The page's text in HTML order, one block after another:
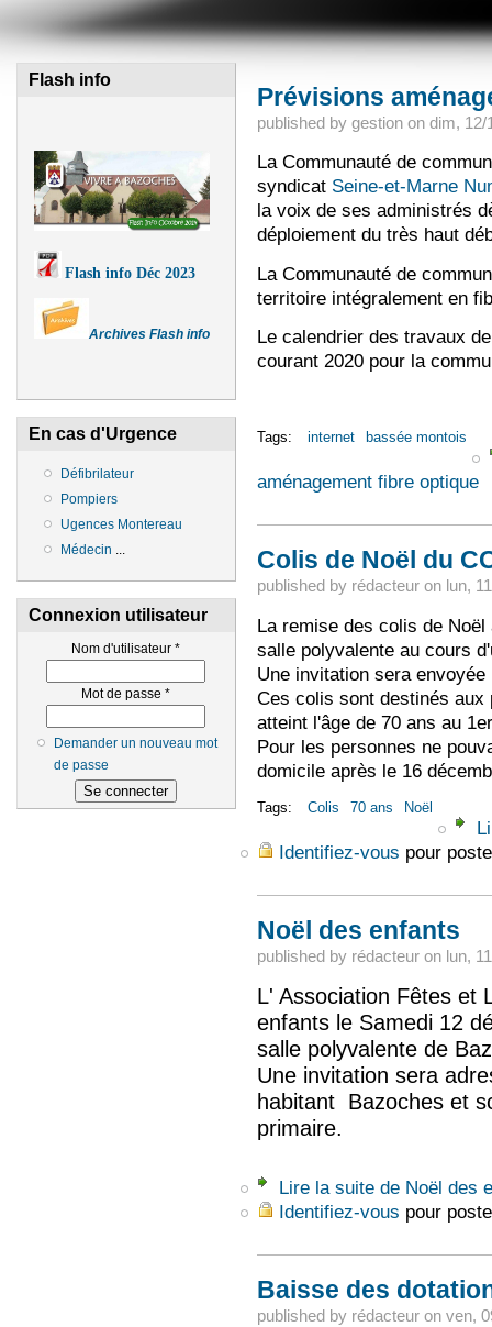
Flash info
Flash info Déc 2023
Archives Flash info
En cas d'Urgence
Défibrilateur
Pompiers
Ugences Montereau
Médecin ...
Connexion utilisateur
Nom d'utilisateur*
Mot de passe*
Demander un nouveau mot
de passe
Prévisions
published by gestionon dim, 12/
La Communauté de
syndicat Seine-et-Marne
la voix de ses administrés
déploiement du très haut
La Communauté de
territoire intégralement en
Le calendrier des travaux
courant 2020 pour la
Tags: internet bassée montois
aménagement fibre optique
Colis de Noël du
published by rédacteuron lun,
La remise des colis de
salle polyvalente au cours
Une invitation sera
Ces colis sont destinés aux
atteint l'âge de 70 ans au
Pour les personnes ne
domicile après le 16
Tags: Colis 70 ans Noël
Identifiez-vous pour
Noël des enfants
published by rédacteuron lun,
L' Association Fêtes et
enfants le Samedi 12
salle polyvalente de
Une invitation sera
habitant Bazoches et
primaire.
Lire la suitede Noël des
Identifiez-vous pour
Baisse des
published by rédacteuron ven,